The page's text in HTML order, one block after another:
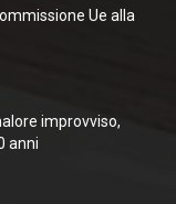
Ue alla
improvviso,
anni